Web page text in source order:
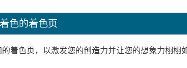
色的着色页
着色页，以激发您的创造力并让您的想象力栩栩